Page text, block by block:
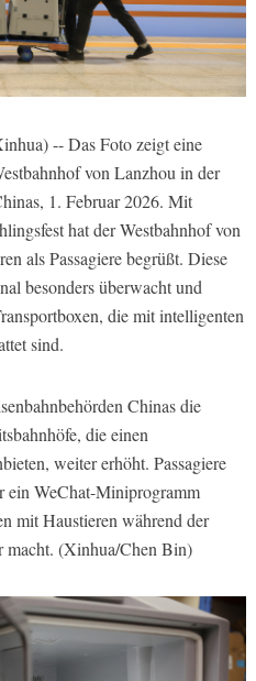
-- Das Foto zeigt eine
von Lanzhou in der
1. Februar 2026. Mit
hat der Westbahnhof von
als Passagiere begrüßt. Diese
besonders überwacht und
die mit intelligenten
sind.
Chinas die
die einen
weiter erhöht. Passagiere
ein WeChat-Miniprogramm
mit Haustieren während der
macht. (Xinhua/Chen Bin)